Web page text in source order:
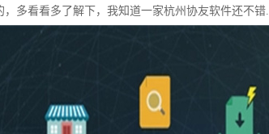
多看看多了解下，我知道一家杭州协友软件还不错.